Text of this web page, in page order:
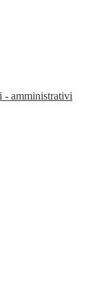
- amministrativi